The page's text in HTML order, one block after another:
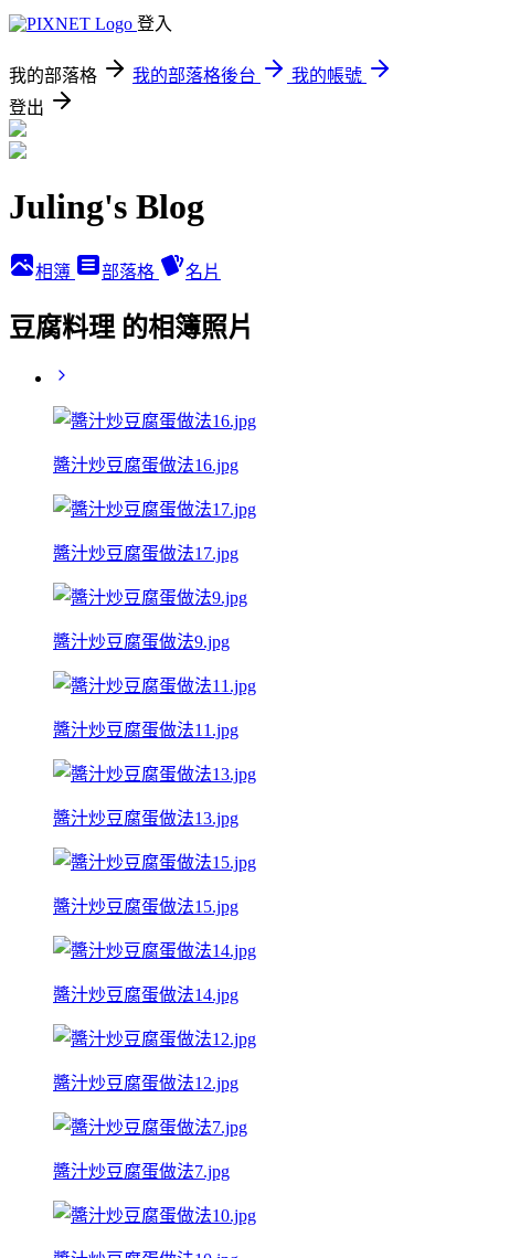
登入
我的部落格 我的部落格後台
我的帳號
登出
Juling's Blog
相簿 部落格 名片
豆腐料理 的相簿照片
醬汁炒豆腐蛋做法16.jpg
醬汁炒豆腐蛋做法17.jpg
醬汁炒豆腐蛋做法9.jpg
醬汁炒豆腐蛋做法11.jpg
醬汁炒豆腐蛋做法13.jpg
醬汁炒豆腐蛋做法15.jpg
醬汁炒豆腐蛋做法14.jpg
醬汁炒豆腐蛋做法12.jpg
醬汁炒豆腐蛋做法7.jpg